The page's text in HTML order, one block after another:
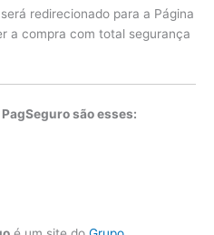
redirecionado para a Página
a compra com total segurança
são esses: